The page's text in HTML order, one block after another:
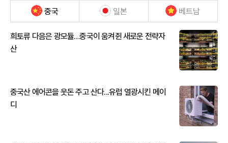
중국 일본 베트남
희토류 다음은 광모듈…중국이 움켜쥔 새로운 전략자
산
중국산 에어콘을 웃돈 주고 산다...유럽 열광시킨 메이
디